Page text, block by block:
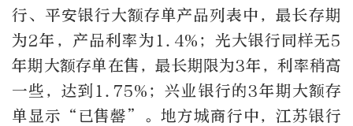
行、平安银行大额存单产品列表中，最长存期
为2年，产品利率为1.4%；光大银行同样无5
年期大额存单在售，最长期限为3年，利率稍高
一些，达到1.75%；兴业银行的3年期大额存
单显示“已售罄”。地方城商行中，江苏银行